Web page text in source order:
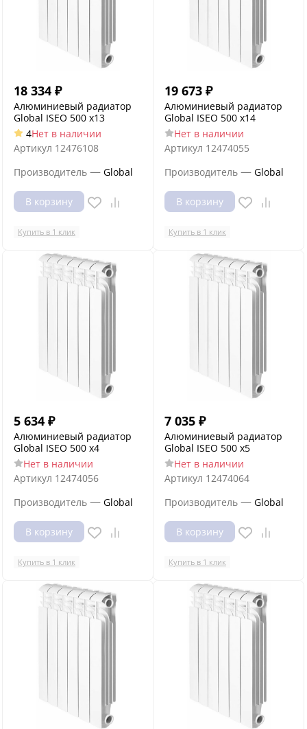
18 334 ₽
Алюминиевый радиатор
Global ISEO 500 x13
4Нет в наличии
Артикул 12476108
Производитель — Global
В корзину
Купить в 1 клик
19 673 ₽
Алюминиевый радиатор
Global ISEO 500 x14
Нет в наличии
Артикул 12474055
Производитель — Global
В корзину
Купить в 1 клик
5 634 ₽
Алюминиевый радиатор
Global ISEO 500 x4
Нет в наличии
Артикул 12474056
Производитель — Global
В корзину
Купить в 1 клик
7 035 ₽
Алюминиевый радиатор
Global ISEO 500 x5
Нет в наличии
Артикул 12474064
Производитель — Global
В корзину
Купить в 1 клик